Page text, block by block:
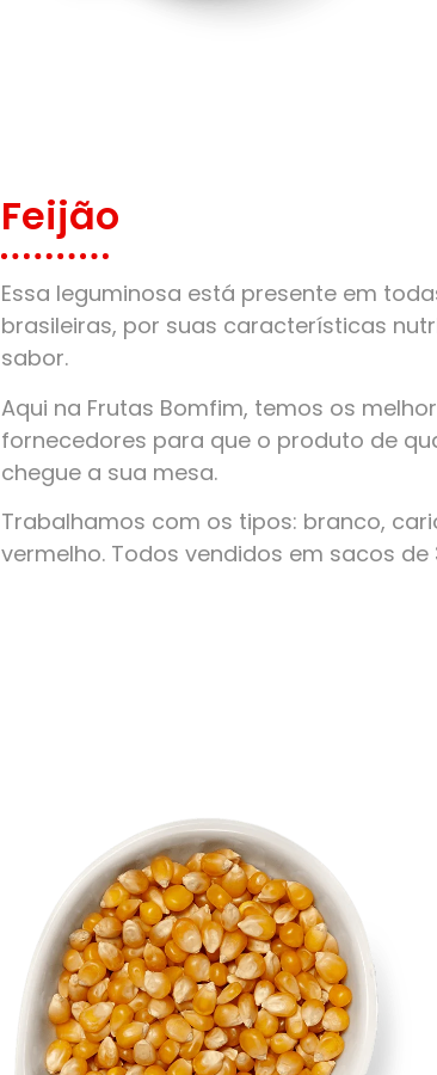
Feijão
Essa leguminosa está presente em
brasileiras, por suas características
sabor.
Aqui na Frutas Bomfim, temos os
fornecedores para que o produto de
chegue a sua mesa.
Trabalhamos com os tipos: branco,
vermelho. Todos vendidos em sacos de